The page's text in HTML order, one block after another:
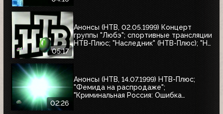
05:17
Анонсы (НТВ, 02.05.1999) Концерт
группы "Любэ"; спортивные трансляции
НТВ-Плюс; "Наследник" (НТВ-Плюс); "Не
02:26
Анонсы (НТВ, 14.07.1999) НТВ-Плюс;
"Фемида на распродаже";
"Криминальная Россия: Ошибка